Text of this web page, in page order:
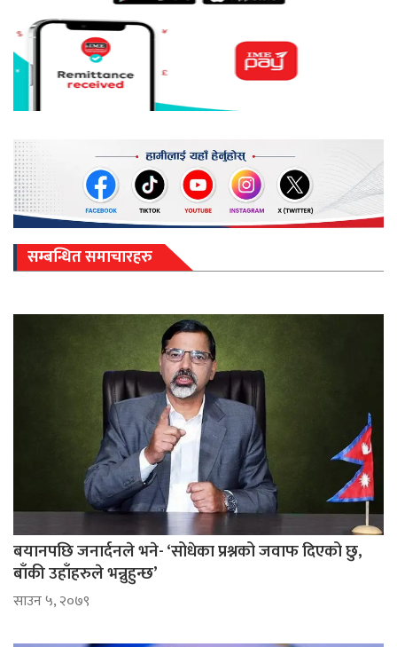
सम्बन्धित समाचारहरु
बयानपछि जनार्दनले भने- ‘सोधेका प्रश्नको जवाफ दिएको छु,
बाँकी उहाँहरुले भन्नुहुन्छ’
साउन ५, २०७९